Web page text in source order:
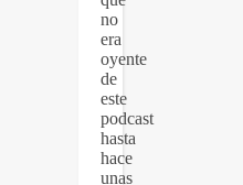
no
era
oyente
de
este
podcast
hasta
hace
unas